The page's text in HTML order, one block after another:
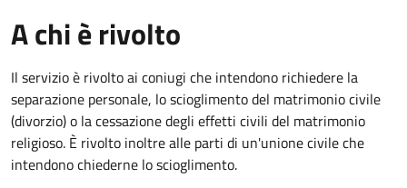
A chi è rivolto
Il servizio è rivolto ai coniugi che intendono richiedere la
separazione personale, lo scioglimento del matrimonio civile
(divorzio) o la cessazione degli effetti civili del matrimonio
religioso. È rivolto inoltre alle parti di un'unione civile che
intendono chiederne lo scioglimento.